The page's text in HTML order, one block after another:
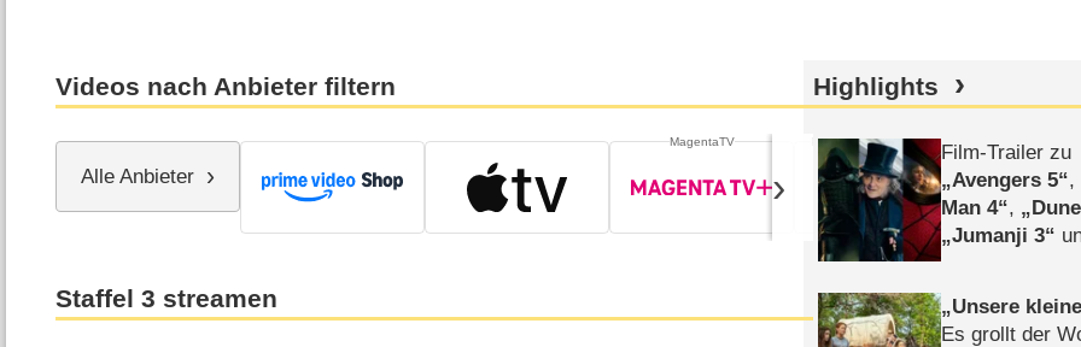
Videos nach Anbieter filtern
Alle Anbieter
MagentaTV Prime Video Zusatz-Kanäle
›
Staffel 3 streamen
Highlights
Film-Trailer zu
Avengers 5 ,
Man 4 ,
Jumanji 3
Unsere
Es grollt der